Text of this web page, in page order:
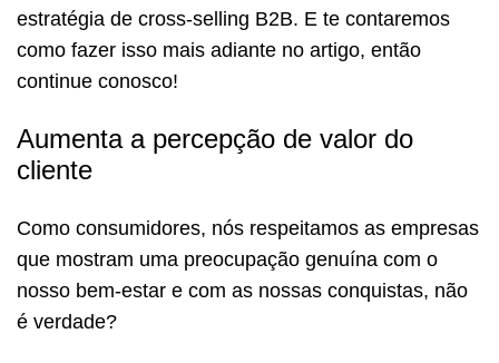
estratégia de cross-selling B2B. E te contaremos
como fazer isso mais adiante no artigo, então
continue conosco!
Aumenta a percepção de valor do
cliente
Como consumidores, nós respeitamos as empresas
que mostram uma preocupação genuína com o
nosso bem-estar e com as nossas conquistas, não
é verdade?